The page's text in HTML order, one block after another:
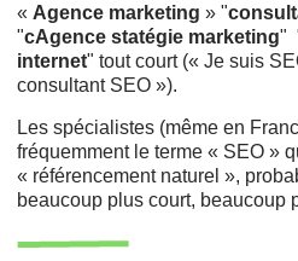
« Agence marketing » "
"cAgence statégie marketing"
internet" tout court (« Je suis
consultant SEO »).
Les spécialistes (même en
fréquemment le terme « SEO »
« référencement naturel »,
beaucoup plus court, beaucoup